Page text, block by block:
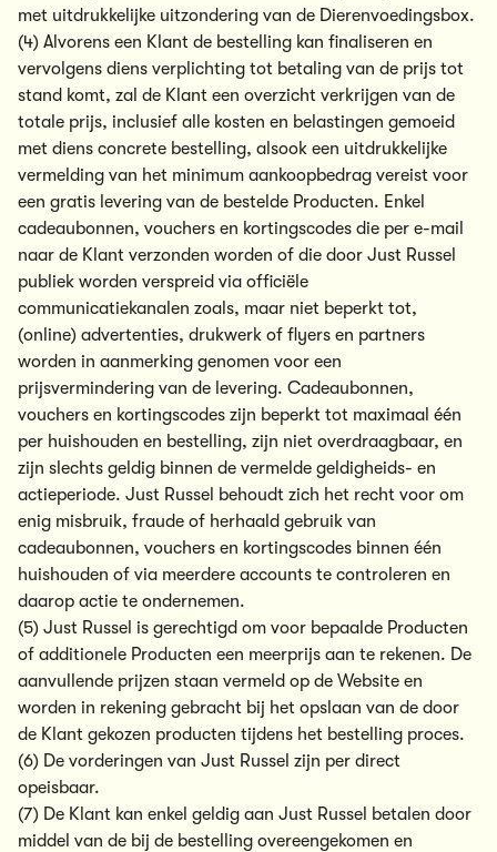
met uitdrukkelijke uitzondering van de Dierenvoedingsbox.
(4) Alvorens een Klant de bestelling kan finaliseren en
vervolgens diens verplichting tot betaling van de prijs tot
stand komt, zal de Klant een overzicht verkrijgen van de
totale prijs, inclusief alle kosten en belastingen gemoeid
met diens concrete bestelling, alsook een uitdrukkelijke
vermelding van het minimum aankoopbedrag vereist voor
een gratis levering van de bestelde Producten. Enkel
cadeaubonnen, vouchers en kortingscodes die per e-mail
naar de Klant verzonden worden of die door Just Russel
publiek worden verspreid via officiële
communicatiekanalen zoals, maar niet beperkt tot,
(online) advertenties, drukwerk of flyers en partners
worden in aanmerking genomen voor een
prijsvermindering van de levering. Cadeaubonnen,
vouchers en kortingscodes zijn beperkt tot maximaal één
per huishouden en bestelling, zijn niet overdraagbaar, en
zijn slechts geldig binnen de vermelde geldigheids- en
actieperiode. Just Russel behoudt zich het recht voor om
enig misbruik, fraude of herhaald gebruik van
cadeaubonnen, vouchers en kortingscodes binnen één
huishouden of via meerdere accounts te controleren en
daarop actie te ondernemen.
(5) Just Russel is gerechtigd om voor bepaalde Producten
of additionele Producten een meerprijs aan te rekenen. De
aanvullende prijzen staan vermeld op de Website en
worden in rekening gebracht bij het opslaan van de door
de Klant gekozen producten tijdens het bestelling proces.
(6) De vorderingen van Just Russel zijn per direct
opeisbaar.
(7) De Klant kan enkel geldig aan Just Russel betalen door
middel van de bij de bestelling overeengekomen en